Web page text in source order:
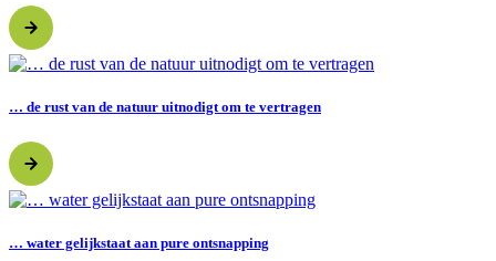
… de rust van de natuur uitnodigt om te vertragen
… water gelijkstaat aan pure ontsnapping